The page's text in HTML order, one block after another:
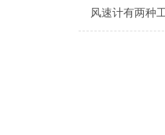
风速计有两种